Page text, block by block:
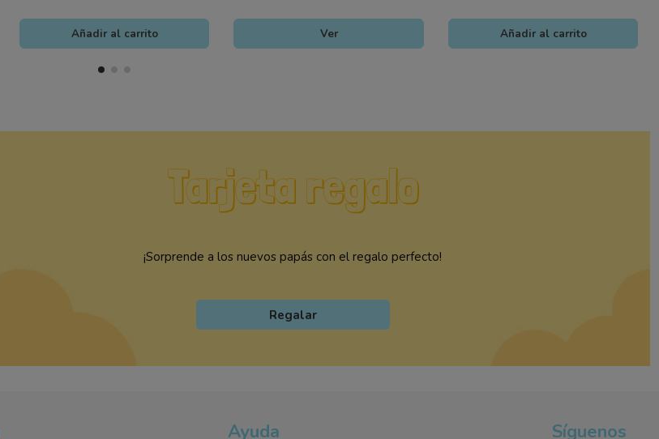
Añadir al carrito Ver Añadir al carrito
¡Sorprende a los nuevos papás con el regalo perfecto!
Regalar
Ayuda Síguenos